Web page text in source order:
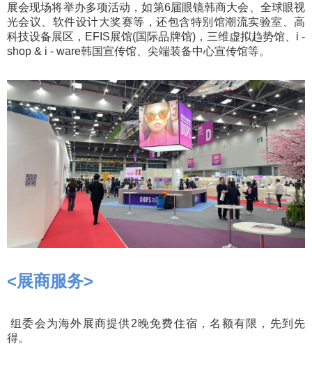
展会现场将举办多项活动，如第6届眼镜韩商大会、全球眼视
光会议、软件设计大奖赛等，还包含特别馆潮流实验室、高
科技设备展区，EFIS展馆(国际品牌馆)，三维虚拟趋势馆、i -
shop & i - ware韩国宣传馆、尖端装备中心宣传馆等。
<展商服务>
组委会为海外展商提供2晚免费住宿，名额有限，先到先
得。